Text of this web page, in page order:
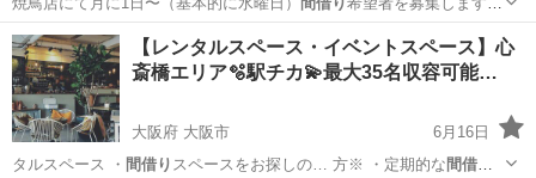
店舗地図↓…
京都 京都市 西院駅 飲食店
【レンタルスペース・イベントスペース】心
斎橋エリア🫧駅チカ💫最大35名収容可能…
大阪府 大阪市
6月16日
タルスペース ・ 間借り スペースをお探しの… 方※ ・定期的な 間借り